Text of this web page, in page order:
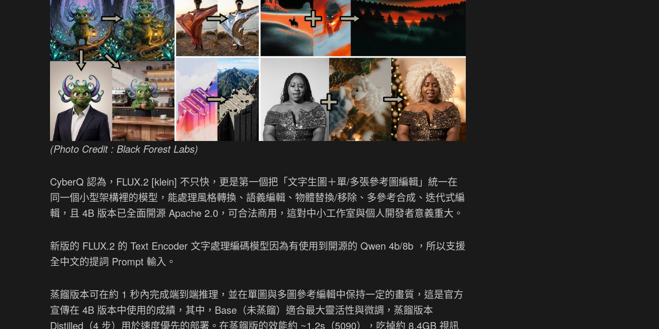
(Photo Credit : Black Forest Labs)
CyberQ 認為，FLUX.2 [klein] 不只快，更是第一個把「文字生圖＋單/多張參考圖編輯」統一在
同一個小型架構裡的模型，能處理風格轉換、語義編輯、物體替換/移除、多參考合成、迭代式編
輯，且 4B 版本已全面開源 Apache 2.0，可合法商用，這對中小工作室與個人開發者意義重大。
新版的 FLUX.2 的 Text Encoder 文字處理編碼模型因為有使用到開源的 Qwen 4b/8b ，所以支援
全中文的提詞 Prompt 輸入。
蒸餾版本可在約 1 秒內完成端到端推理，並在單圖與多圖參考編輯中保持一定的畫質，這是官方
宣傳在 4B 版本中使用的成績，其中，Base（未蒸餾）適合最大靈活性與微調，蒸餾版本
Distilled（4 步）用於速度優先的部署。在蒸餾版的效能約 ~1.2s（5090），吃掉約 8.4GB 視訊